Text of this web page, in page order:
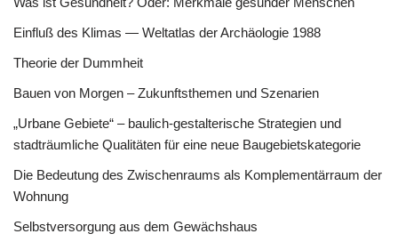
Einfluß des Klimas — Weltatlas der Archäologie 1988
Theorie der Dummheit
Bauen von Morgen – Zukunftsthemen und Szenarien
„Urbane Gebiete“ – baulich-gestalterische Strategien und
stadträumliche Qualitäten für eine neue Baugebietskategorie
Die Bedeutung des Zwischenraums als Komplementärraum der
Wohnung
Selbstversorgung aus dem Gewächshaus